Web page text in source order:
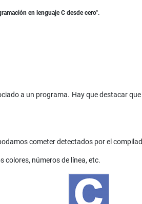
en lenguaje C desde cero".
a un programa. Hay que destacar
cometer detectados por el
colores, números de línea, etc.